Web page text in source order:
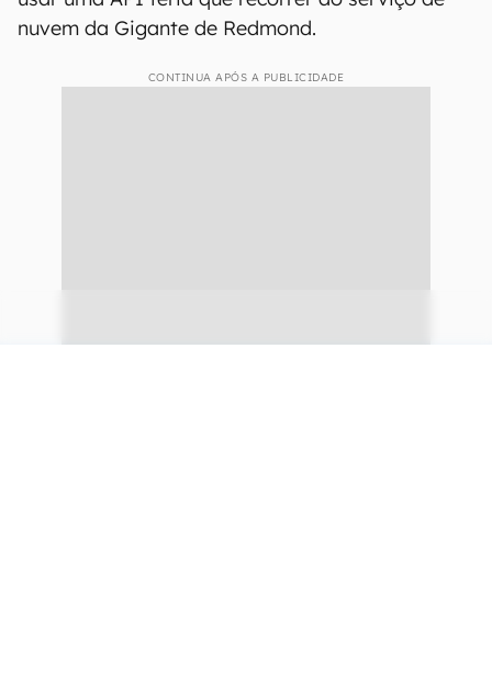
nuvem da Gigante de Redmond.
CONTINUA APÓS A PUBLICIDADE